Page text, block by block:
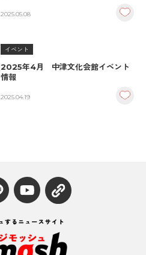
2025.05.08
イベント
2025年4月 中津文化会館イベント
情報
2025.04.19